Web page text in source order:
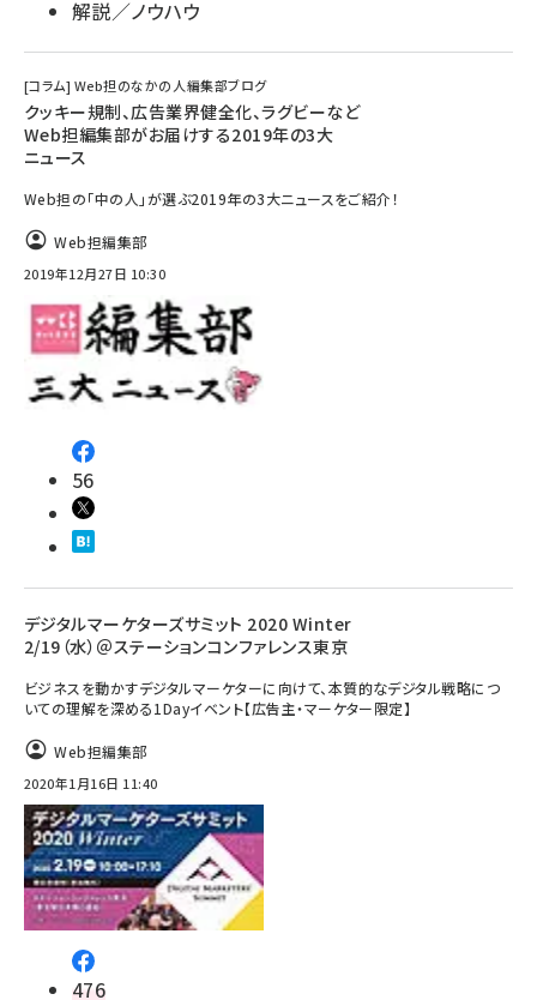
解説／ノウハウ
[コラム] Web担のなかの人――編集部ブログ
クッキー規制、広告業界健全化、ラグビーなど
Web担編集部がお届けする2019年の3大
ニュース
Web担の「中の人」が選ぶ2019年の3大ニュースをご紹介！
Web担編集部
2019年12月27日 10:30
56
デジタルマーケターズサミット 2020 Winter
2/19（水）＠ステーションコンファレンス東京
ビジネスを動かすデジタルマーケターに向けて、本質的なデジタル戦略につ
いての理解を深める1Dayイベント【広告主・マーケター限定】
Web担編集部
2020年1月16日 11:40
476